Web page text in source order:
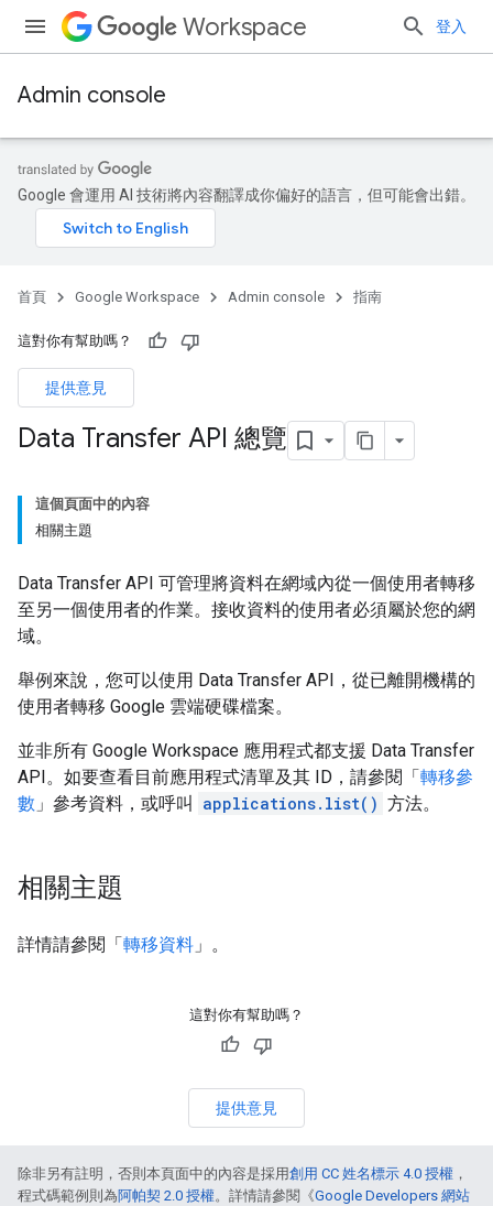
Workspace 登入
Admin console
Google 會運用 AI 技術將內容翻譯成你偏好的語言，但可能會出錯。
首頁 Google Workspace Admin console 指南
這對你有幫助嗎？
提供意見
Data Transfer API 總覽
這個頁面中的內容
相關主題
Data Transfer API 可管理將資料在網域內從一個使用者轉移
至另一個使用者的作業。接收資料的使用者必須屬於您的網
域。
舉例來說，您可以使用 Data Transfer API，從已離開機構的
使用者轉移 Google 雲端硬碟檔案。
並非所有 Google Workspace 應用程式都支援 Data Transfer
API。如要查看目前應用程式清單及其 ID，請參閱「轉移參
數 」參考資料，或呼叫 applications.list() 方法。
相關主題
詳情請參閱「轉移資料 」。
這對你有幫助嗎？
提供意見
除非另有註明，否則本頁面中的內容是採用創用 CC 姓名標示 4.0 授權 ，
程式碼範例則為阿帕契 2.0 授權。詳情請參閱《Google Developers 網站